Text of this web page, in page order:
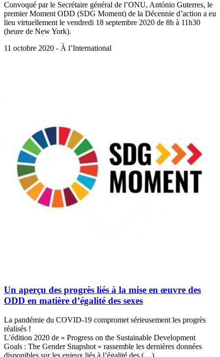
Convoqué par le Secrétaire général de l’ONU, António Guterres, le
premier Moment ODD (SDG Moment) de la Décennie d’action a eu
lieu virtuellement le vendredi 18 septembre 2020 de 8h à 11h30
(heure de New York).
11 octobre 2020 - À l’International
Un aperçu des progrès liés à la mise en œuvre des
ODD en matière d’égalité des sexes
La pandémie du COVID-19 compromet sérieusement les progrès
réalisés !
L’édition 2020 de « Progress on the Sustainable Development
Goals : The Gender Snapshot » rassemble les dernières données
disponibles sur les enjeux liés à l’égalité des (…)